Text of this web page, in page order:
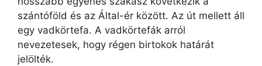
szántóföld és az Által-ér között. Az út mellett áll
egy vadkörtefa. A vadkörtefák arról
nevezetesek, hogy régen birtokok határát
jelölték.